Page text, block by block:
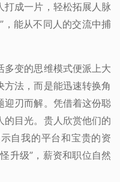
打成一片，轻松拓展人脉
，能从不同人的交流中捕
多变的思维模式便派上大
方法，而是能迅速转换角
迎刃而解。凭借着这份聪
的目光。贵人欣赏他们的
自我的平台和宝贵的资
升级”，薪资和职位自然